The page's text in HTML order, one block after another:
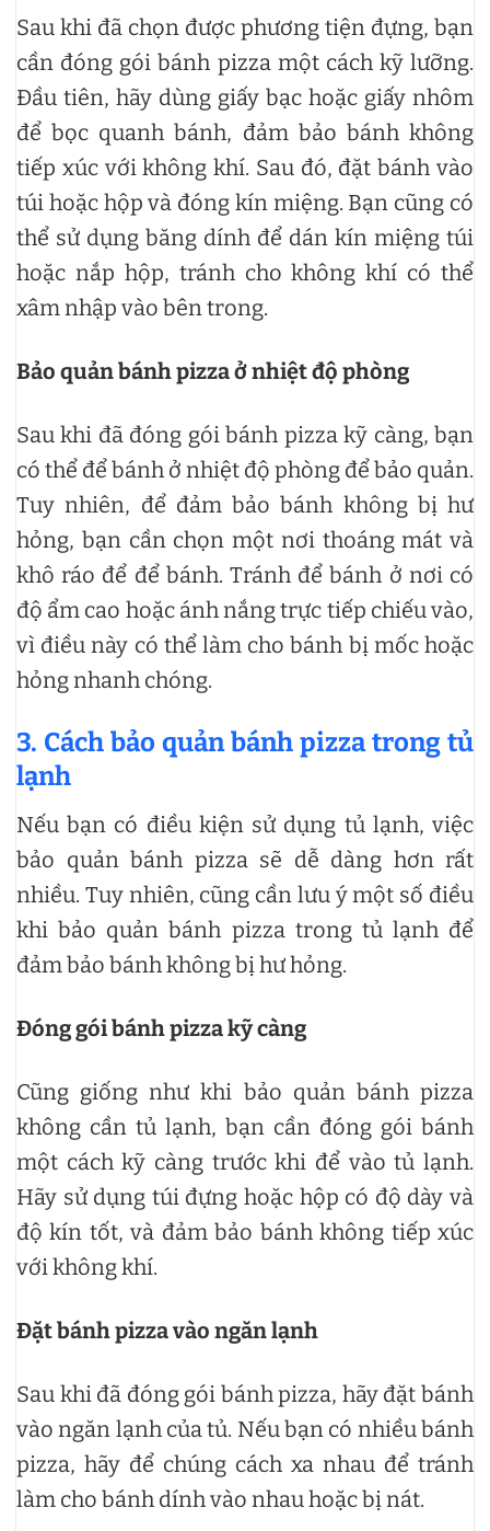
Sau khi đã chọn được phương tiện đựng, bạn
cần đóng gói bánh pizza một cách kỹ lưỡng.
Đầu tiên, hãy dùng giấy bạc hoặc giấy nhôm
để bọc quanh bánh, đảm bảo bánh không
tiếp xúc với không khí. Sau đó, đặt bánh vào
túi hoặc hộp và đóng kín miệng. Bạn cũng có
thể sử dụng băng dính để dán kín miệng túi
hoặc nắp hộp, tránh cho không khí có thể
xâm nhập vào bên trong.
Bảo quản bánh pizza ở nhiệt độ phòng
Sau khi đã đóng gói bánh pizza kỹ càng, bạn
có thể để bánh ở nhiệt độ phòng để bảo quản.
Tuy nhiên, để đảm bảo bánh không bị hư
hỏng, bạn cần chọn một nơi thoáng mát và
khô ráo để để bánh. Tránh để bánh ở nơi có
độ ẩm cao hoặc ánh nắng trực tiếp chiếu vào,
vì điều này có thể làm cho bánh bị mốc hoặc
hỏng nhanh chóng.
3. Cách bảo quản bánh pizza trong tủ
lạnh
Nếu bạn có điều kiện sử dụng tủ lạnh, việc
bảo quản bánh pizza sẽ dễ dàng hơn rất
nhiều. Tuy nhiên, cũng cần lưu ý một số điều
khi bảo quản bánh pizza trong tủ lạnh để
đảm bảo bánh không bị hư hỏng.
Đóng gói bánh pizza kỹ càng
Cũng giống như khi bảo quản bánh pizza
không cần tủ lạnh, bạn cần đóng gói bánh
một cách kỹ càng trước khi để vào tủ lạnh.
Hãy sử dụng túi đựng hoặc hộp có độ dày và
độ kín tốt, và đảm bảo bánh không tiếp xúc
với không khí.
Đặt bánh pizza vào ngăn lạnh
Sau khi đã đóng gói bánh pizza, hãy đặt bánh
vào ngăn lạnh của tủ. Nếu bạn có nhiều bánh
pizza, hãy để chúng cách xa nhau để tránh
làm cho bánh dính vào nhau hoặc bị nát.